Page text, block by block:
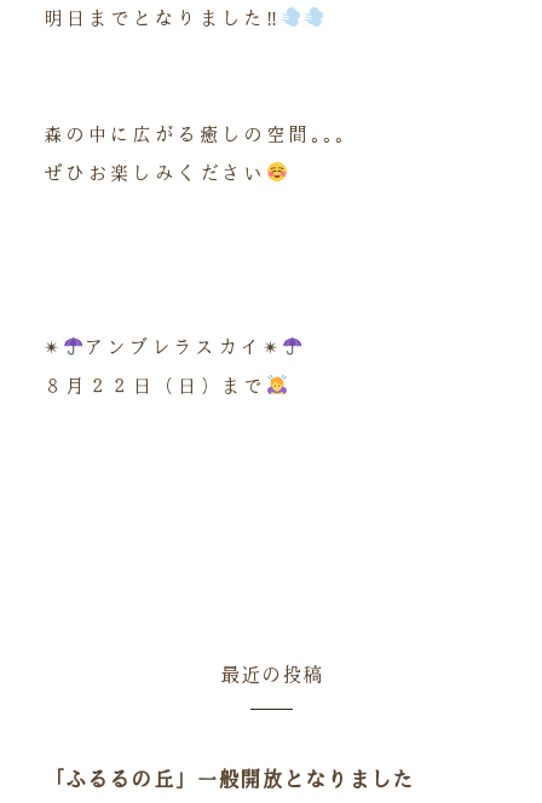
明日までとなりました‼︎
森の中に広がる癒しの空間｡｡｡
ぜひお楽しみください
✴︎
アンブレラスカイ✴︎
８月２２日（日）まで
最近の投稿
「ふるるの丘」一般開放となりました